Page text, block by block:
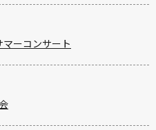
ーコンサート